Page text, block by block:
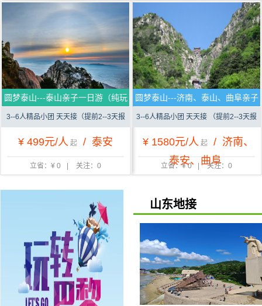
圆梦泰山---泰山亲子一日游（纯玩
0购）
3--6人精品小团 天天接（提前2--3天报
名）
¥ 499元/人 起 / 泰安
立省：¥ 0 关注：0
圆梦泰山---济南、泰山、曲阜亲子
三日游（纯玩0购）
3--6人精品小团 天天接 （提前2--3天报
名）
¥ 1580元/人 起 / 济南、
泰安、曲阜
立省：¥ 0 关注：0
山东地接